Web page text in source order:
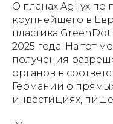
О планах Agilyx
крупнейшего в
пластика
2025 года. На тот
получения
органов в
Германии о
инвестициях,